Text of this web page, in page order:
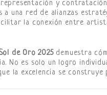
y
a una red de alianzas
la conexión entre
de Oro 2025demuestra
No es solo un logro
la excelencia se construye